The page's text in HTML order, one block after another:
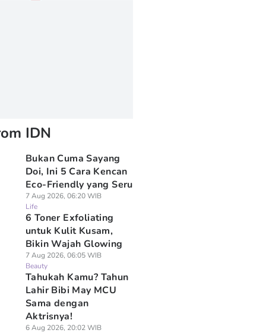
IDN
Bukan Cuma Sayang
Doi, Ini 5 Cara Kencan
Eco-Friendly yang Seru
7 Aug 2026, 06:20 WIB
Life
6 Toner Exfoliating
untuk Kulit Kusam,
Bikin Wajah Glowing
7 Aug 2026, 06:05 WIB
Beauty
Tahukah Kamu? Tahun
Lahir Bibi May MCU
Sama dengan
Aktrisnya!
6 Aug 2026, 20:02 WIB